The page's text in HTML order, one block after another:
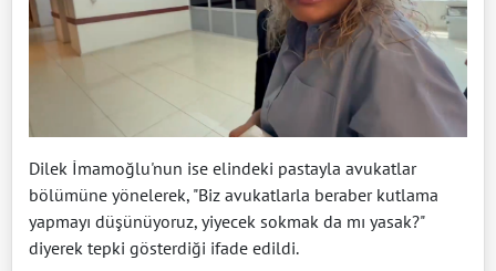
Dilek İmamoğlu'nun ise elindeki pastayla avukatlar
bölümüne yönelerek, "Biz avukatlarla beraber kutlama
yapmayı düşünüyoruz, yiyecek sokmak da mı yasak?"
diyerek tepki gösterdiği ifade edildi.